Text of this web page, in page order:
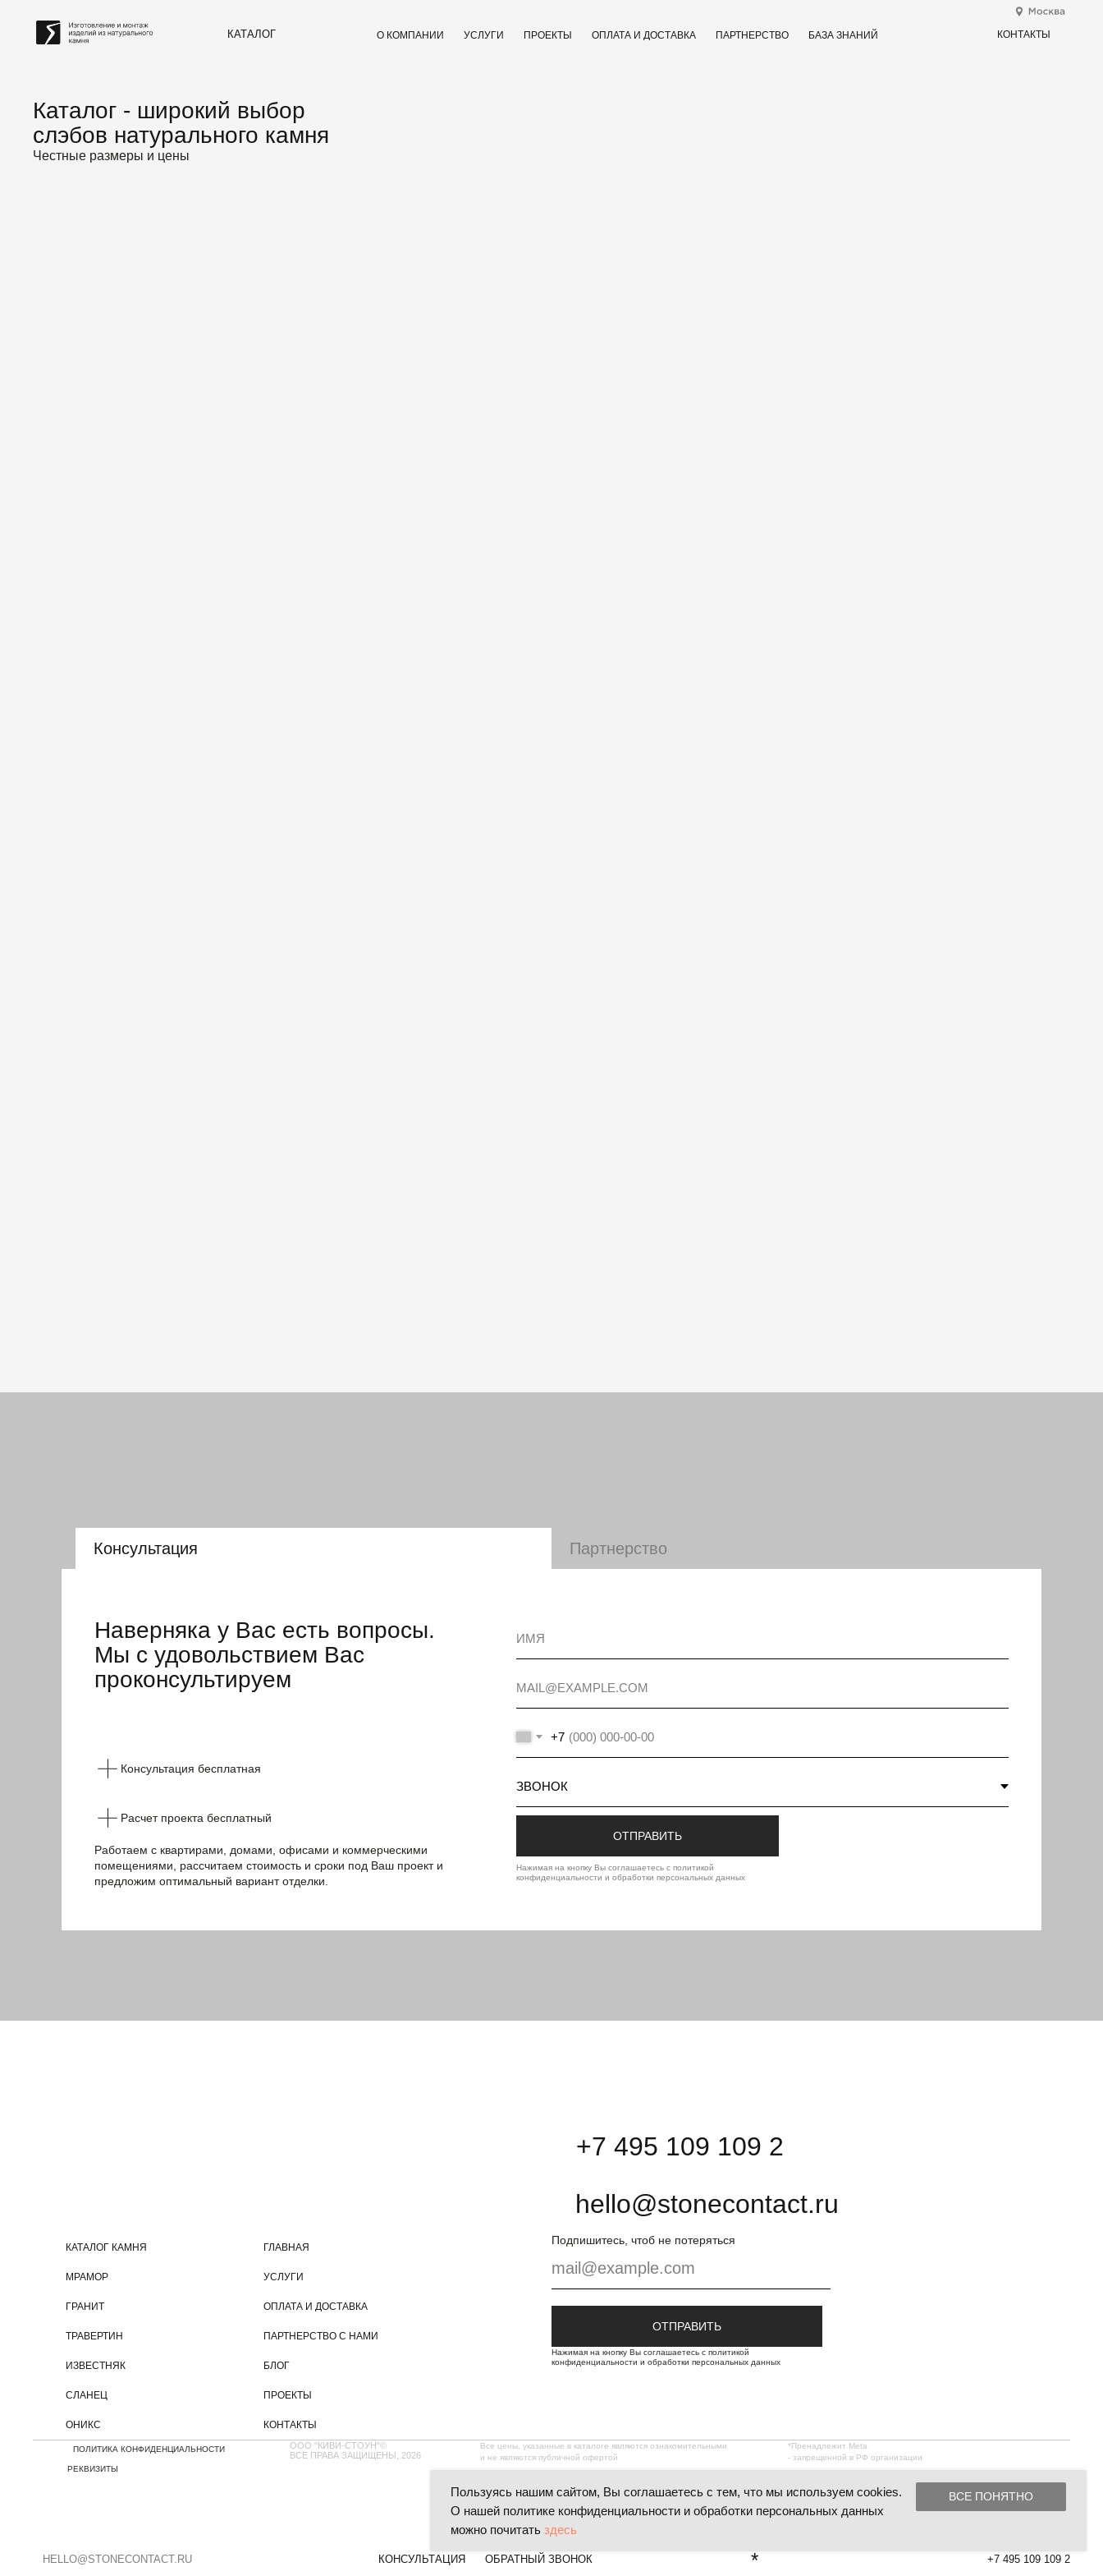
КАТАЛОГ О КОМПАНИИ УСЛУГИ ПРОЕКТЫ ОПЛАТА И ДОСТАВКА ПАРТНЕРСТВО БАЗА ЗНАНИЙ КОНТАКТЫ
Пользуясь нашим сайтом, Вы соглашаетесь с тем, что мы используем cookies.
О нашей политике конфиденциальности и обработки персональных данных
можно почитать здесь
ВСЕ ПОНЯТНО
HELLO@STONECONTACT.RU КОНСУЛЬТАЦИЯ ОБРАТНЫЙ ЗВОНОК * +7 495 109 109 2
Каталог - широкий выбор
слэбов натурального камня
Честные размеры и цены
Консультация Партнерство
Наверняка у Вас есть вопросы.
Мы с удовольствием Вас
проконсультируем
Консультация бесплатная
Расчет проекта бесплатный
Работаем с квартирами, домами, офисами и коммерческими
помещениями, рассчитаем стоимость и сроки под Ваш проект и
предложим оптимальный вариант отделки.
+7
ОТПРАВИТЬ
Нажимая на кнопку Вы соглашаетесь с политикой
конфиденциальности и обработки персональных данных
помещениями, рассчитаем стоимость и сроки под Ваш проект и
ПОДРОБНЕЕ О
ОТПРАВИТЬ
конфиденциальности и обработки персональных данных
+7 495 109 109 2
hello@stonecontact.ru
КАТАЛОГ КАМНЯ
МРАМОР
ГРАНИТ
ТРАВЕРТИН
ИЗВЕСТНЯК
СЛАНЕЦ
ОНИКС
ГЛАВНАЯ
УСЛУГИ
ОПЛАТА И ДОСТАВКА
ПАРТНЕРСТВО С НАМИ
БЛОГ
ПРОЕКТЫ
КОНТАКТЫ
Подпишитесь, чтоб не потеряться
ОТПРАВИТЬ
Нажимая на кнопку Вы соглашаетесь с политикой
конфиденциальности и обработки персональных данных
ПОЛИТИКА КОНФИДЕНЦИАЛЬНОСТИ
РЕКВИЗИТЫ
ООО "КИВИ-СТОУН"©
ВСЕ ПРАВА ЗАЩИЩЕНЫ, 2026
Все цены, указанные в каталоге являются ознакомительными
и не являются публичной офертой
*Пренадлежит Meta
- запрещенной в РФ организации